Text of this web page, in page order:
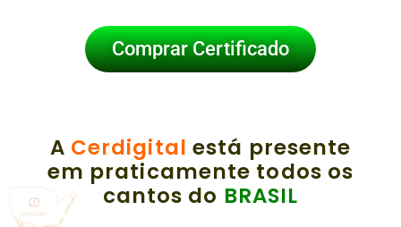
Comprar Certificado
A Cerdigital está presente
em praticamente todos os
cantos do BRASIL